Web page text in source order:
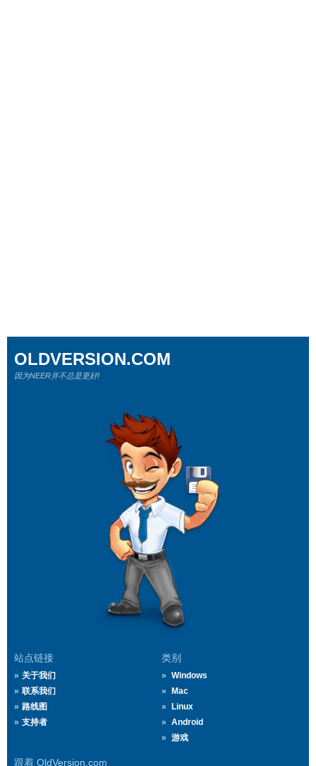
站点链接
关于我们
联系我们
路线图
支持者
类别
Windows
Mac
Linux
Android
游戏
跟着 OldVersion.com
OLDVERSION.COM
因为NEER并不总是更好!